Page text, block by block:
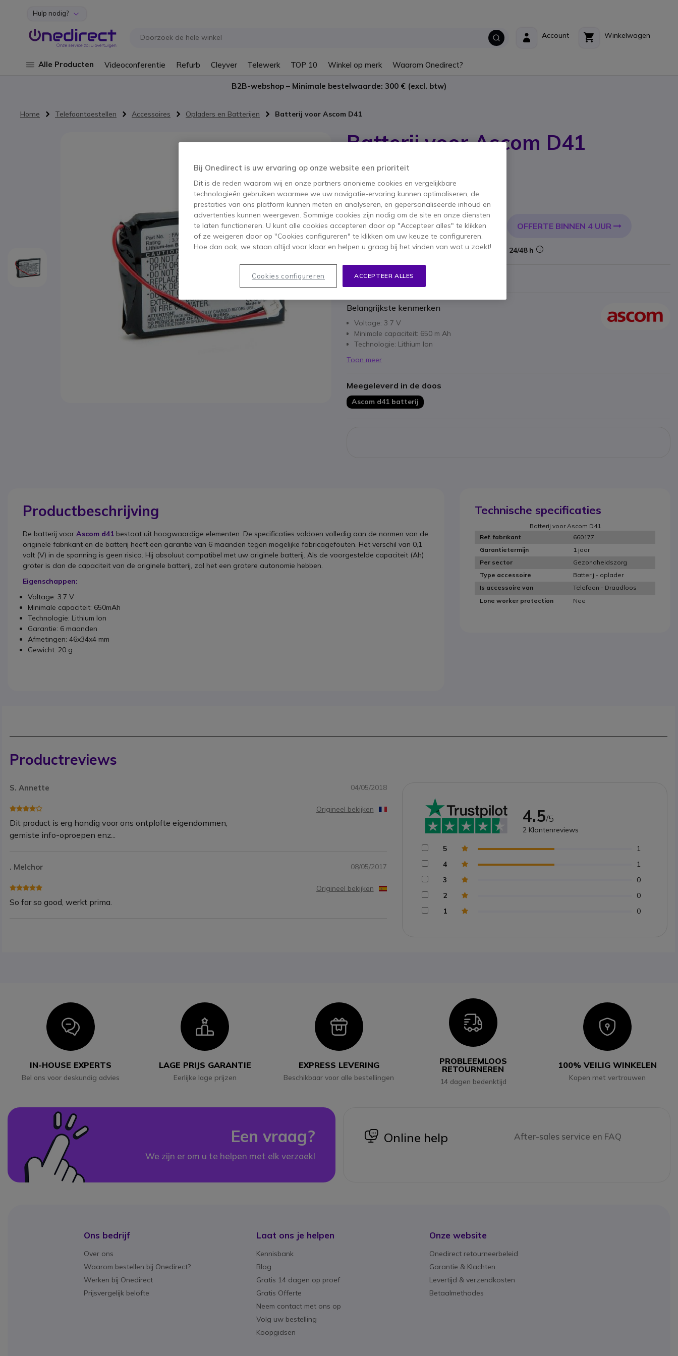
Ga naar de inhoud
Hulp nodig?
Winkelwagen
Account
Alle Producten Videoconferentie Refurb Cleyver Telewerk TOP 10 Winkel op merk Waarom Onedirect?
B2B-webshop – Minimale bestelwaarde: 300 € (excl. btw)
Home Telefoontoestellen Accessoires Opladers en Batterijen Batterij voor Ascom D41
Batterij voor Ascom D41
Ascom d41 batterij
4.5 van 2 Reviews
40,95 € ex. BTW 49,55 € incl. BTW
Aantal
IN WINKELWAGEN OFFERTE BINNEN 4 UUR
48 productenop voorraad Levering: 24/48 h
1 jaarFabrieksgarantie
Belangrijkste kenmerken
Voltage: 3 7 V
Minimale capaciteit: 650 m Ah
Technologie: Lithium Ion
Toon meer
Meegeleverd in de doos
Ascom d41 batterij
Productbeschrijving
De batterij voor Ascom d41 bestaat uit hoogwaardige elementen. De specificaties voldoen volledig aan de normen van de
originele fabrikant en de batterij heeft een garantie van 6 maanden tegen mogelijke fabricagefouten. Het verschil van 0,1
volt (V) in de spanning is geen risico. Hij absoluut compatibel met uw originele batterij. Als de voorgestelde capaciteit (Ah)
groter is dan de capaciteit van de originele batterij, zal het een grotere autonomie hebben.
Eigenschappen:
Voltage: 3.7 V
Minimale capaciteit: 650mAh
Technologie: Lithium Ion
Garantie: 6 maanden
Afmetingen: 46x34x4 mm
Gewicht: 20 g
Technische specificaties
Batterij voor Ascom D41
Ref. fabrikant
660177
Garantietermijn
1 jaar
Per sector
Gezondheidszorg
Type accessoire
Batterij - oplader
Is accessoire van
Telefoon - Draadloos
Lone worker protection
Nee
Productreviews
S. Annette 04/05/2018
Dit product is erg handig voor ons ontplofte eigendommen,
gemiste info-oproepen enz...
Origineel bekijken
. Melchor 08/05/2017
So far so good, werkt prima.
Origineel bekijken
4.5/5
2 Klantenreviews
5
1
4
1
3
0
2
0
1
0
Icon
IN-HOUSE EXPERTS
Bel ons voor deskundig advies
Icon
LAGE PRIJS GARANTIE
Eerlijke lage prijzen
Icon
EXPRESS LEVERING
Beschikbaar voor alle bestellingen
Icon
PROBLEEMLOOS
RETOURNEREN
14 dagen bedenktijd
Icon
100% VEILIG WINKELEN
Kopen met vertrouwen
Een vraag?
We zijn er om u te helpen met elk verzoek!
icon
Online help After-sales service en FAQ
Ons bedrijf
Over ons
Waarom bestellen bij Onedirect?
Werken bij Onedirect
Prijsvergelijk belofte
Laat ons je helpen
Kennisbank
Blog
Gratis 14 dagen op proef
Gratis Offerte
Neem contact met ons op
Volg uw bestelling
Koopgidsen
Onze website
Onedirect retourneerbeleid
Garantie & Klachten
Levertijd & verzendkosten
Betaalmethodes
Bij Onedirect is uw ervaring op onze website een prioriteit
Dit is de reden waarom wij en onze partners anonieme cookies en vergelijkbare
technologieën gebruiken waarmee we uw navigatie-ervaring kunnen optimaliseren, de
prestaties van ons platform kunnen meten en analyseren, en gepersonaliseerde inhoud en
advertenties kunnen weergeven. Sommige cookies zijn nodig om de site en onze diensten
te laten functioneren. U kunt alle cookies accepteren door op "Accepteer alles" te klikken
of ze weigeren door op "Cookies configureren" te klikken om uw keuze te configureren.
Hoe dan ook, we staan altijd voor klaar en helpen u graag bij het vinden van wat u zoekt!
ACCEPTEER ALLES
Cookies configureren